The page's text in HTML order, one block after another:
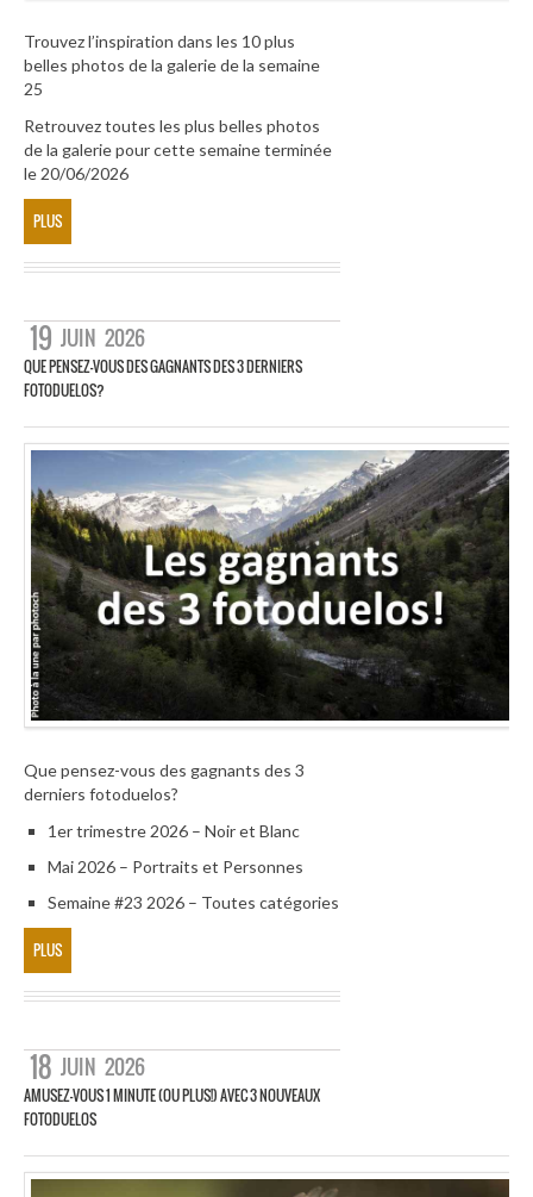
Trouvez l’inspiration dans les 10 plus
belles photos de la galerie de la semaine
25
Retrouvez toutes les plus belles photos
de la galerie pour cette semaine terminée
le 20/06/2026
PLUS
19 JUIN 2026
QUE PENSEZ-VOUS DES GAGNANTS DES 3 DERNIERS
FOTODUELOS?
Que pensez-vous des gagnants des 3
derniers fotoduelos?
1er trimestre 2026 – Noir et Blanc
Mai 2026 – Portraits et Personnes
Semaine #23 2026 – Toutes catégories
PLUS
18 JUIN 2026
AMUSEZ-VOUS 1 MINUTE (OU PLUS!) AVEC 3 NOUVEAUX
FOTODUELOS